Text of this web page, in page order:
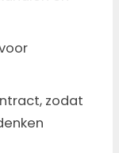
zodat